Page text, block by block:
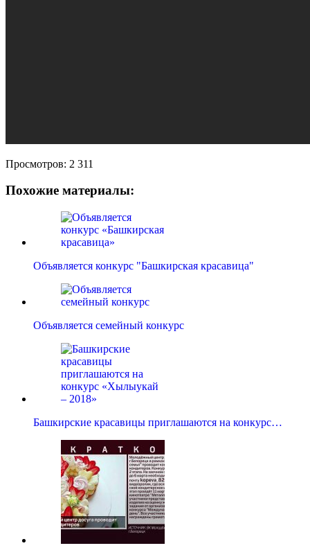
Просмотров: 2 311
Похожие материалы:
Объявляется конкурс "Башкирская красавица"
Объявляется семейный конкурс
Башкирские красавицы приглашаются на конкурс…